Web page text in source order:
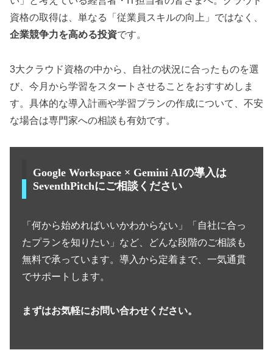
資格の取得は、単なる「従業員スキルの向上」ではなく、
企業競争力を高める投資です。
3大クラウド資格の中から、自社の状況に合ったものを選
び、今月から学習をスタートさせることをおすすめしま
す。具体的な導入計画や学習プランの作成について、不安
な場合は専門家への相談も有効です。
Google Workspace × Gemini AIの導入は
SeventhPitchにご相談ください
「何から始めればいいかわからない」「自社に合っ
たプランを知りたい」など、どんな段階のご相談も
無料で承っています。導入から定着まで、一気通貫
でサポートします。
まずはお気軽にお問い合わせください。